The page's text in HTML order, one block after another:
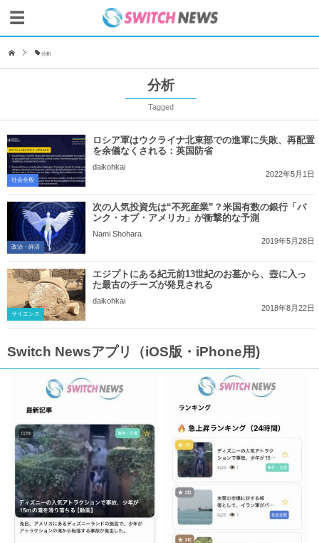
分析
分析
Tagged
社会全般
ロシア軍はウクライナ北東部での進軍に失敗、再配置
を余儀なくされる：英国防省
daikohkai
2022年5月1日
政治・経済
次の人気投資先は“不死産業”？米国有数の銀行「バ
ンク・オブ・アメリカ」が衝撃的な予測
Nami Shohara
2019年5月28日
サイエンス
エジプトにある紀元前13世紀のお墓から、壺に入っ
た最古のチーズが発見される
daikohkai
2018年8月22日
Switch Newsアプリ（iOS版・iPhone用)